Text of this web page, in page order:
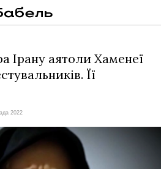
Ірану аятоли Хаменеї
Її
2022